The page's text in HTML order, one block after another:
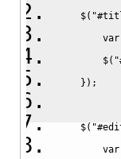
$(
var
$(
} ) ;
$(
var